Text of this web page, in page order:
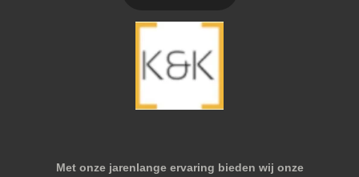
Met onze jarenlange ervaring bieden wij onze